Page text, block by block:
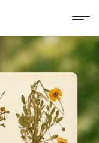
メ